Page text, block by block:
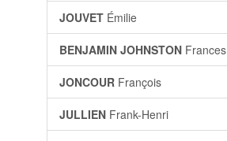
JOUVET Émilie
BENJAMIN JOHNSTON Frances
JONCOUR François
JULLIEN Frank-Henri